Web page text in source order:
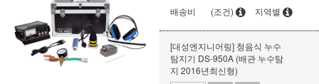
배송비
(조건) 지역별
[대성엔지니어링] 청음식 누수
탐지기 DS-950A (배관 누수탐
지 2016년최신형)